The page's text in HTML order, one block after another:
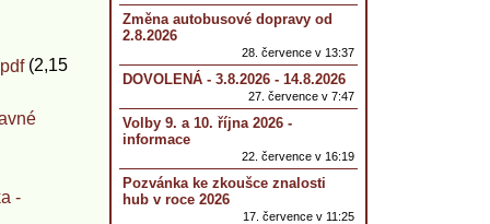
(2,15
-
Změna autobusové dopravy od
2.8.2026
28. července v 13:37
DOVOLENÁ - 3.8.2026 - 14.8.2026
27. července v 7:47
Volby 9. a 10. října 2026 -
informace
22. července v 16:19
Pozvánka ke zkoušce znalosti
hub v roce 2026
17. července v 11:25